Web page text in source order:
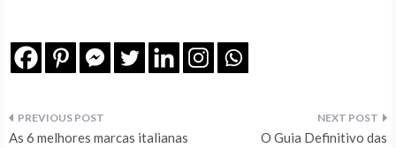
Navegação
As 6 melhores marcas italianas
O Guia Definitivo das